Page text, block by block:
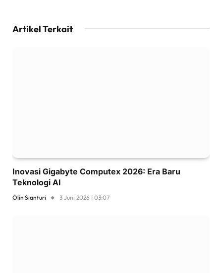
Artikel Terkait
Inovasi Gigabyte Computex 2026: Era Baru
Teknologi AI
Olin Sianturi 3 Juni 2026 | 03:07